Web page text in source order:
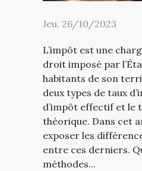
Jeu. 26/10/2023
L’impôt est une
droit imposé par
habitants de son
deux types de taux
d’impôt effectif et le
théorique. Dans cet
exposer les
entre ces derniers.
méthodes...